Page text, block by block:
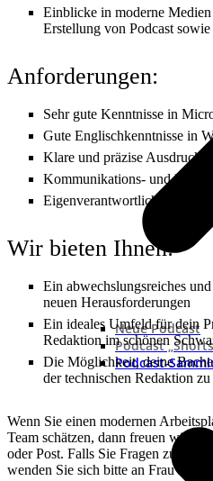
Neue Podcast
Podcast
Podcast-
Einblicke in moderne
Erstellung von Podcast
Anforderungen:
Sehr gute Kenntnisse in
Gute Englischkenntnisse in
Klare und präzise
Kommunikations- und
Eigenverantwortliche und
Wir bieten Ihnen:
Ein abwechslungsreiches
neuen Herausforderungen
Ein ideales Umfeld für dein
Redaktion im schönen
Die Möglichkeit, deine
der technischen Redaktion zu
Wenn Sie einen modernen
Team schätzen, dann freuen wir
oder Post. Falls Sie Fragen zu
wenden Sie sich bitte an Frau